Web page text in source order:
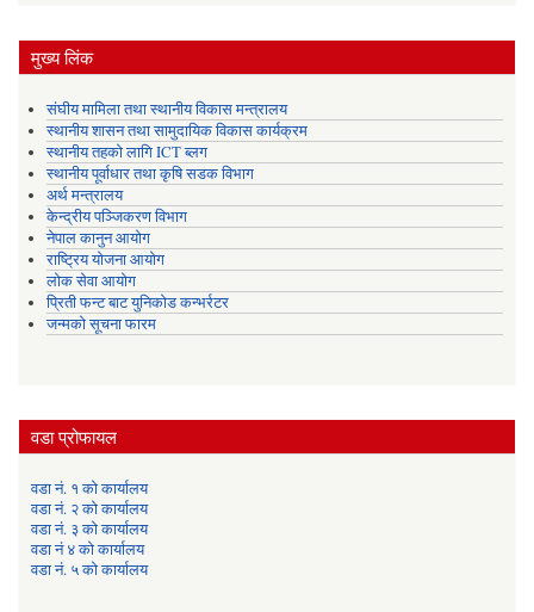
मुख्य लिंक
संघीय मामिला तथा स्थानीय विकास मन्त्रालय
स्थानीय शासन तथा सामुदायिक विकास कार्यक्रम
स्थानीय तहको लागि ICT ब्लग
स्थानीय पूर्वाधार तथा कृषि सडक विभाग
अर्थ मन्त्रालय
केन्द्रीय पञ्जिकरण विभाग
नेपाल कानुन आयोग
राष्ट्रिय योजना आयोग
लोक सेवा आयोग
प्रिती फन्ट बाट युनिकोड कन्भर्रटर
जन्मको सूचना फारम
वडा प्रोफायल
वडा नं. १ को कार्यालय
वडा नं. २ को कार्यालय
वडा नं. ३ को कार्यालय
वडा नं ४ को कार्यालय
वडा नं. ५ को कार्यालय